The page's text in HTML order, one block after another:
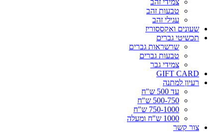
צמידי זהב
טבעות זהב
עגילי זהב
שעונים ואקססוריז
תכשיטי גברים
שרשראות גברים
טבעות גברים
צמידי גבר
GIFT CARD
רעיון למתנה
עד 500 ש"ח
500-750 ש"ח
750-1000 ש"ח
1000 ש"ח ומעלה
צור קשר